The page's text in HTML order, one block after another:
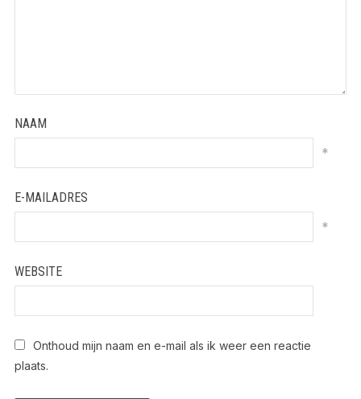
NAAM
*
E-MAILADRES
*
WEBSITE
Onthoud mijn naam en e-mail als ik weer een reactie
plaats.